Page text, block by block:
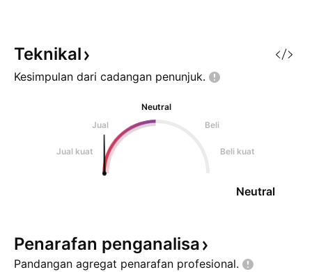
Teknikal
Kesimpulan dari cadangan penunjuk.
Neutral
Jual
Beli
Jual kuat Beli kuat
Neutral
Penarafan penganalisa
Pandangan agregat penarafan profesional.